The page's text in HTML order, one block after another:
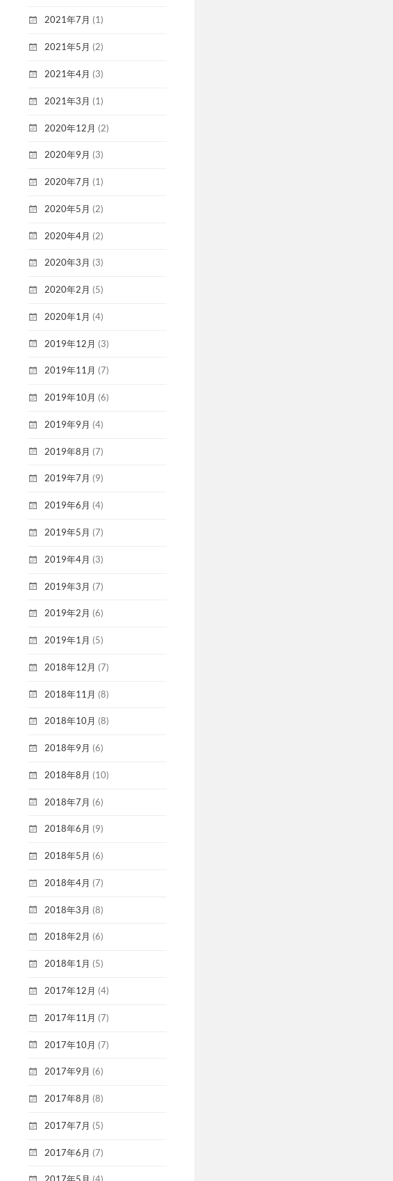
2021年7月 (1)
2021年5月 (2)
2021年4月 (3)
2021年3月 (1)
2020年12月 (2)
2020年9月 (3)
2020年7月 (1)
2020年5月 (2)
2020年4月 (2)
2020年3月 (3)
2020年2月 (5)
2020年1月 (4)
2019年12月 (3)
2019年11月 (7)
2019年10月 (6)
2019年9月 (4)
2019年8月 (7)
2019年7月 (9)
2019年6月 (4)
2019年5月 (7)
2019年4月 (3)
2019年3月 (7)
2019年2月 (6)
2019年1月 (5)
2018年12月 (7)
2018年11月 (8)
2018年10月 (8)
2018年9月 (6)
2018年8月 (10)
2018年7月 (6)
2018年6月 (9)
2018年5月 (6)
2018年4月 (7)
2018年3月 (8)
2018年2月 (6)
2018年1月 (5)
2017年12月 (4)
2017年11月 (7)
2017年10月 (7)
2017年9月 (6)
2017年8月 (8)
2017年7月 (5)
2017年6月 (7)